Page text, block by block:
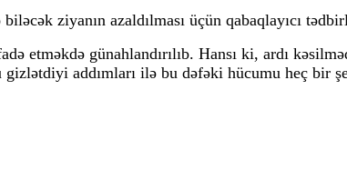
ziyanın azaldılması üçün qabaqlayıcı
günahlandırılıb. Hansı ki, ardı
addımları ilə bu dəfəki hücumu heç bir